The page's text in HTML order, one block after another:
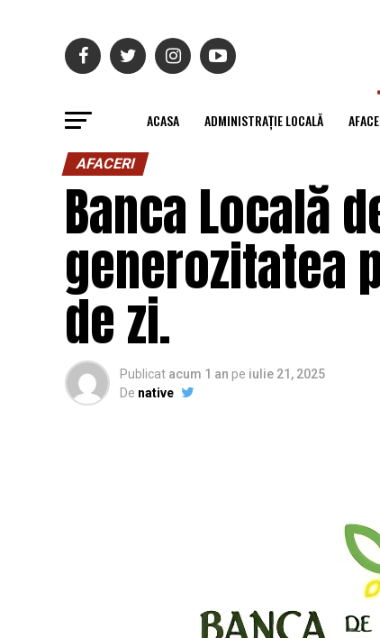
ACASA ADMINISTRAȚIE LOCALĂ
AFACERI
Banca Locală
generozitatea
de zi.
Publicat acum 1 an pe iulie 21, 2025
De native